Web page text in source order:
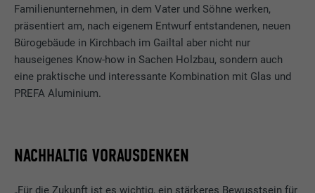
Familienunternehmen, in dem Vater und Söhne werken,
präsentiert am, nach eigenem Entwurf entstandenen, neuen
Bürogebäude in Kirchbach im Gailtal aber nicht nur
hauseigenes Know-how in Sachen Holzbau, sondern auch
eine praktische und interessante Kombination mit Glas und
PREFA Aluminium.
NACHHALTIG VORAUSDENKEN
„Für die Zukunft ist es wichtig, ein stärkeres Bewusstsein für